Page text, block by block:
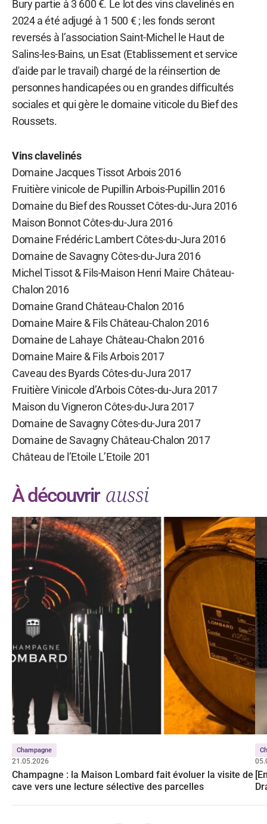
Bury partie à 3 600 €. Le lot des vins clavelinés en
2024 a été adjugé à 1 500 € ; les fonds seront
reversés à l’association Saint-Michel le Haut de
Salins-les-Bains, un Esat (Etablissement et service
d'aide par le travail) chargé de la réinsertion de
personnes handicapées ou en grandes difficultés
sociales et qui gère le domaine viticole du Bief des
Roussets.
Vins clavelinés
Domaine Jacques Tissot Arbois 2016
Fruitière vinicole de Pupillin Arbois-Pupillin 2016
Domaine du Bief des Rousset Côtes-du-Jura 2016
Maison Bonnot Côtes-du-Jura 2016
Domaine Frédéric Lambert Côtes-du-Jura 2016
Domaine de Savagny Côtes-du-Jura 2016
Michel Tissot & Fils-Maison Henri Maire Château-
Chalon 2016
Domaine Grand Château-Chalon 2016
Domaine Maire & Fils Château-Chalon 2016
Domaine de Lahaye Château-Chalon 2016
Domaine Maire & Fils Arbois 2017
Caveau des Byards Côtes-du-Jura 2017
Fruitière Vinicole d’Arbois Côtes-du-Jura 2017
Maison du Vigneron Côtes-du-Jura 2017
Domaine de Savagny Côtes-du-Jura 2017
Domaine de Savagny Château-Chalon 2017
Château de l’Etoile L’Etoile 201
À découvrir aussi
Champagne
21.05.2026
Champagne : la Maison Lombard fait évoluer la visite de
cave vers une lecture sélective des parcelles